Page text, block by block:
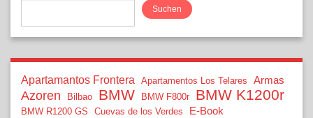
Suchen
Apartamantos Frontera Apartamentos Los Telares Armas
Azoren Bilbao BMW BMW F800r BMW K1200r
BMW R1200 GS Cuevas de los Verdes E-Book